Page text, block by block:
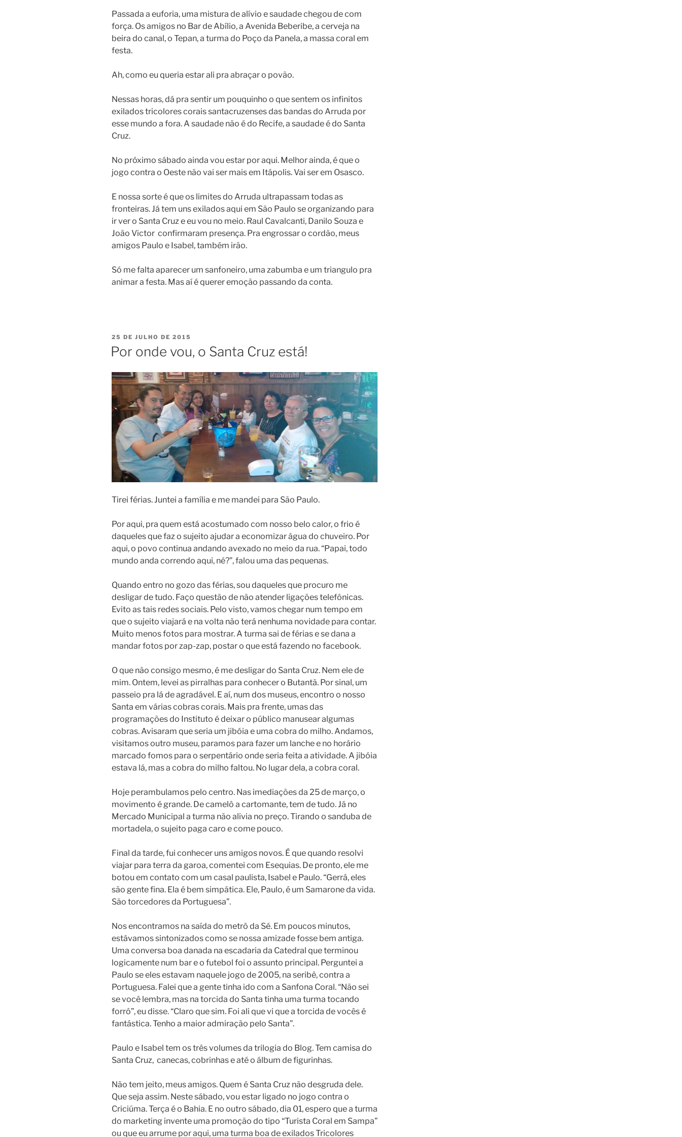
Passada a euforia, uma mistura de alívio e saudade chegou de com
força. Os amigos no Bar de Abílio, a Avenida Beberibe, a cerveja na
beira do canal, o Tepan, a turma do Poço da Panela, a massa coral em
festa.
Ah, como eu queria estar ali pra abraçar o povão.
Nessas horas, dá pra sentir um pouquinho o que sentem os infinitos
exilados tricolores corais santacruzenses das bandas do Arruda por
esse mundo a fora. A saudade não é do Recife, a saudade é do Santa
Cruz.
No próximo sábado ainda vou estar por aqui. Melhor ainda, é que o
jogo contra o Oeste não vai ser mais em Itápolis. Vai ser em Osasco.
E nossa sorte é que os limites do Arruda ultrapassam todas as
fronteiras. Já tem uns exilados aqui em São Paulo se organizando para
ir ver o Santa Cruz e eu vou no meio. Raul Cavalcanti, Danilo Souza e
João Victor confirmaram presença. Pra engrossar o cordão, meus
amigos Paulo e Isabel, também irão.
Só me falta aparecer um sanfoneiro, uma zabumba e um triangulo pra
animar a festa. Mas aí é querer emoção passando da conta.
PUBLICADO
EM
25 DE JULHO DE 2015
Por onde vou, o Santa Cruz está!
Tirei férias. Juntei a família e me mandei para São Paulo.
Por aqui, pra quem está acostumado com nosso belo calor, o frio é
daqueles que faz o sujeito ajudar a economizar água do chuveiro. Por
aqui, o povo continua andando avexado no meio da rua. “Papai, todo
mundo anda correndo aqui, né?”, falou uma das pequenas.
Quando entro no gozo das férias, sou daqueles que procuro me
desligar de tudo. Faço questão de não atender ligações telefônicas.
Evito as tais redes sociais. Pelo visto, vamos chegar num tempo em
que o sujeito viajará e na volta não terá nenhuma novidade para contar.
Muito menos fotos para mostrar. A turma sai de férias e se dana a
mandar fotos por zap-zap, postar o que está fazendo no facebook.
O que não consigo mesmo, é me desligar do Santa Cruz. Nem ele de
mim. Ontem, levei as pirralhas para conhecer o Butantã. Por sinal, um
passeio pra lá de agradável. E aí, num dos museus, encontro o nosso
Santa em várias cobras corais. Mais pra frente, umas das
programações do Instituto é deixar o público manusear algumas
cobras. Avisaram que seria um jibóia e uma cobra do milho. Andamos,
visitamos outro museu, paramos para fazer um lanche e no horário
marcado fomos para o serpentário onde seria feita a atividade. A jibóia
estava lá, mas a cobra do milho faltou. No lugar dela, a cobra coral.
Hoje perambulamos pelo centro. Nas imediações da 25 de março, o
movimento é grande. De camelô a cartomante, tem de tudo. Já no
Mercado Municipal a turma não alivia no preço. Tirando o sanduba de
mortadela, o sujeito paga caro e come pouco.
Final da tarde, fui conhecer uns amigos novos. É que quando resolvi
viajar para terra da garoa, comentei com Esequias. De pronto, ele me
botou em contato com um casal paulista, Isabel e Paulo. “Gerrá, eles
são gente fina. Ela é bem simpática. Ele, Paulo, é um Samarone da vida.
São torcedores da Portuguesa”.
Nos encontramos na saída do metrô da Sé. Em poucos minutos,
estávamos sintonizados como se nossa amizade fosse bem antiga.
Uma conversa boa danada na escadaria da Catedral que terminou
logicamente num bar e o futebol foi o assunto principal. Perguntei a
Paulo se eles estavam naquele jogo de 2005, na seribê, contra a
Portuguesa. Falei que a gente tinha ido com a Sanfona Coral. “Não sei
se você lembra, mas na torcida do Santa tinha uma turma tocando
forró”, eu disse. “Claro que sim. Foi ali que vi que a torcida de vocês é
fantástica. Tenho a maior admiração pelo Santa”.
Paulo e Isabel tem os três volumes da trilogia do Blog. Tem camisa do
Santa Cruz, canecas, cobrinhas e até o álbum de figurinhas.
Não tem jeito, meus amigos. Quem é Santa Cruz não desgruda dele.
Que seja assim. Neste sábado, vou estar ligado no jogo contra o
Criciúma. Terça é o Bahia. E no outro sábado, dia 01, espero que a turma
do marketing invente uma promoção do tipo “Turista Coral em Sampa”
ou que eu arrume por aqui, uma turma boa de exilados Tricolores